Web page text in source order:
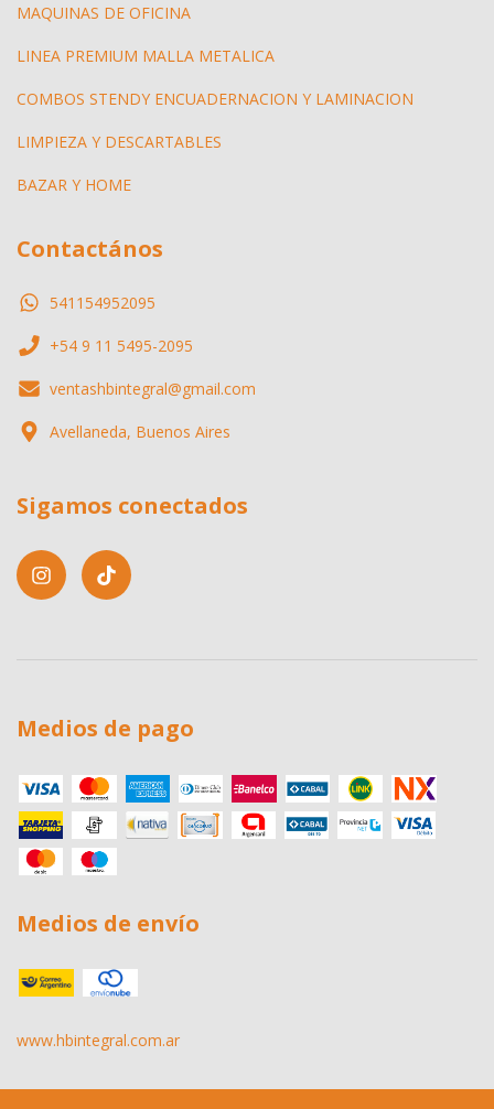
MAQUINAS DE OFICINA
LINEA PREMIUM MALLA METALICA
COMBOS STENDY ENCUADERNACION Y LAMINACION
LIMPIEZA Y DESCARTABLES
BAZAR Y HOME
Contactános
541154952095
+54 9 11 5495-2095
ventashbintegral@gmail.com
Avellaneda, Buenos Aires
Sigamos conectados
Medios de pago
Medios de envío
www.hbintegral.com.ar